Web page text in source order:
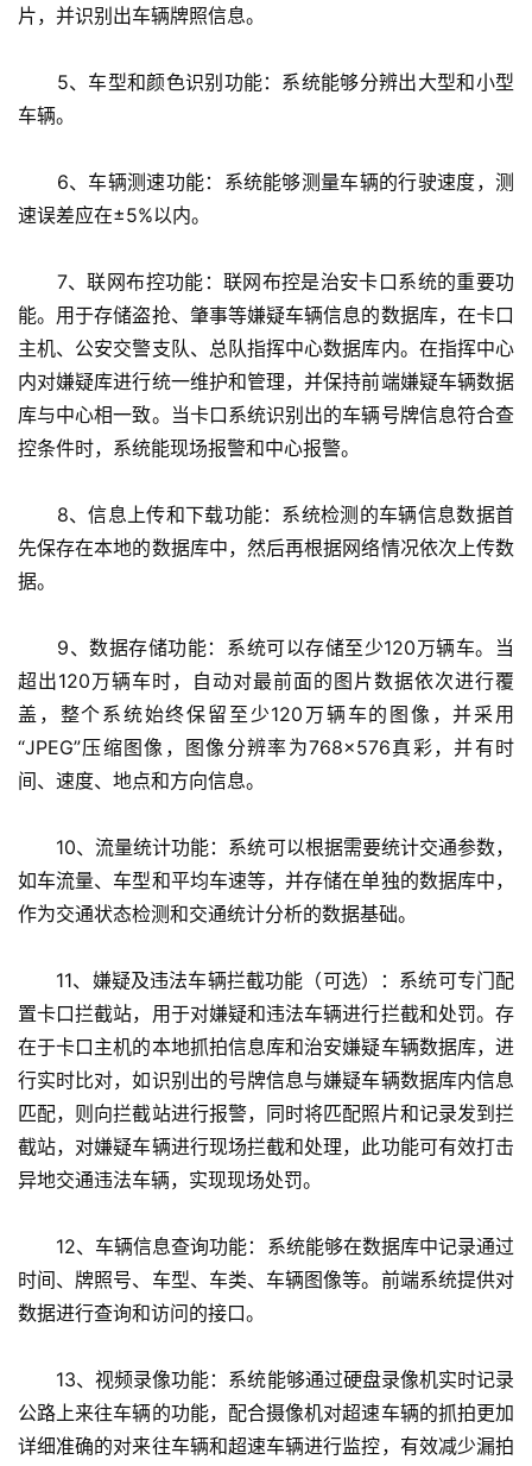
片，并识别出车辆牌照信息。
5、车型和颜色识别功能：系统能够分辨出大型和小型
车辆。
6、车辆测速功能：系统能够测量车辆的行驶速度，测
速误差应在±5%以内。
7、联网布控功能：联网布控是治安卡口系统的重要功
能。用于存储盗抢、肇事等嫌疑车辆信息的数据库，在卡口
主机、公安交警支队、总队指挥中心数据库内。在指挥中心
内对嫌疑库进行统一维护和管理，并保持前端嫌疑车辆数据
库与中心相一致。当卡口系统识别出的车辆号牌信息符合查
控条件时，系统能现场报警和中心报警。
8、信息上传和下载功能：系统检测的车辆信息数据首
先保存在本地的数据库中，然后再根据网络情况依次上传数
据。
9、数据存储功能：系统可以存储至少120万辆车。当
超出120万辆车时，自动对最前面的图片数据依次进行覆
盖，整个系统始终保留至少120万辆车的图像，并采用
“JPEG”压缩图像，图像分辨率为768×576真彩，并有时
间、速度、地点和方向信息。
10、流量统计功能：系统可以根据需要统计交通参数，
如车流量、车型和平均车速等，并存储在单独的数据库中，
作为交通状态检测和交通统计分析的数据基础。
11、嫌疑及违法车辆拦截功能（可选）：系统可专门配
置卡口拦截站，用于对嫌疑和违法车辆进行拦截和处罚。存
在于卡口主机的本地抓拍信息库和治安嫌疑车辆数据库，进
行实时比对，如识别出的号牌信息与嫌疑车辆数据库内信息
匹配，则向拦截站进行报警，同时将匹配照片和记录发到拦
截站，对嫌疑车辆进行现场拦截和处理，此功能可有效打击
异地交通违法车辆，实现现场处罚。
12、车辆信息查询功能：系统能够在数据库中记录通过
时间、牌照号、车型、车类、车辆图像等。前端系统提供对
数据进行查询和访问的接口。
13、视频录像功能：系统能够通过硬盘录像机实时记录
公路上来往车辆的功能，配合摄像机对超速车辆的抓拍更加
详细准确的对来往车辆和超速车辆进行监控，有效减少漏拍